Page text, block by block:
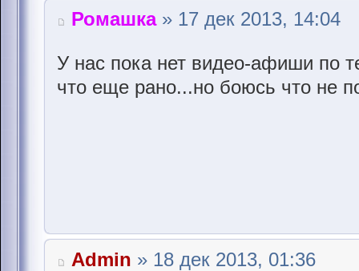
Ромашка» 17 дек 2013, 14:04
У нас пока нет видео-афиши по
что еще рано...но боюсь что не
Admin » 18 дек 2013, 01:36